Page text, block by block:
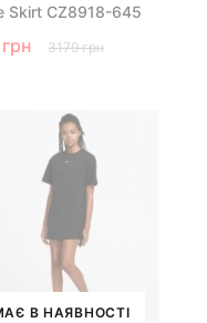
Skirt CZ8918-645
3179 грн
В НАЯВНОСТІ